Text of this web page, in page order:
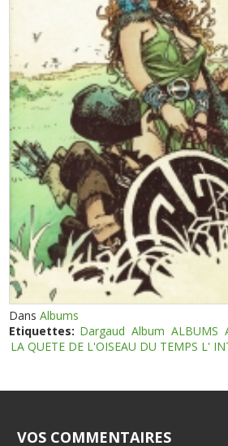
DansAlbums
Etiquettes: Dargaud Album ALBUMS
LA QUETE DE L'OISEAU DU TEMPS L'
VOS COMMENTAIRES